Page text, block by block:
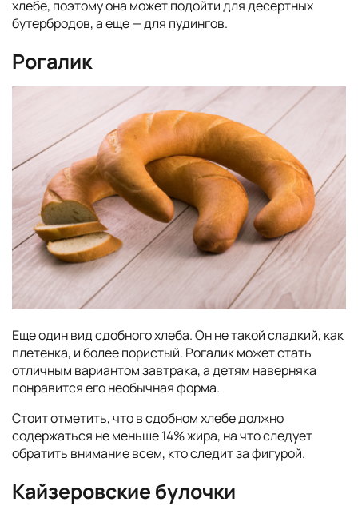
хлебе, поэтому она может подойти для десертных
бутербродов, а еще — для пудингов.
Рогалик
Еще один вид сдобного хлеба. Он не такой сладкий, как
плетенка, и более пористый. Рогалик может стать
отличным вариантом завтрака, а детям наверняка
понравится его необычная форма.
Стоит отметить, что в сдобном хлебе должно
содержаться не меньше 14% жира, на что следует
обратить внимание всем, кто следит за фигурой.
Кайзеровские булочки